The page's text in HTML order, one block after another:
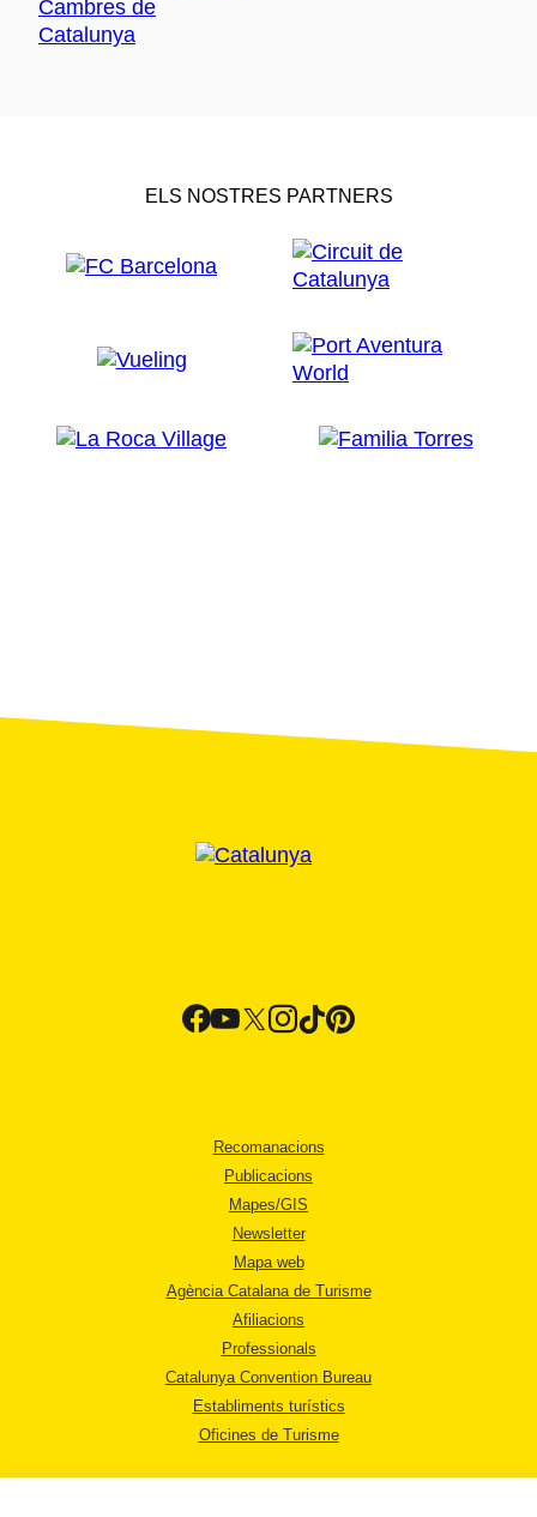
ELS NOSTRES PARTNERS
Recomanacions
Publicacions
Mapes/GIS
Newsletter
Mapa web
Agència Catalana de Turisme
Afiliacions
Professionals
Catalunya Convention Bureau
Establiments turístics
Oficines de Turisme